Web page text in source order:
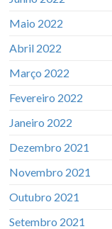
Maio 2022
Abril 2022
Março 2022
Fevereiro 2022
Janeiro 2022
Dezembro 2021
Novembro 2021
Outubro 2021
Setembro 2021